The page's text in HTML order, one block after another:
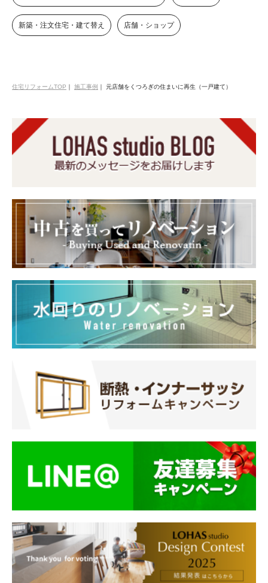
新築・注文住宅・建て替え 店舗・ショップ
住宅リフォームTOP ｜ 施工事例 ｜ 元店舗をくつろぎの住まいに再生（一戸建て）